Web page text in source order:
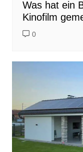
Was hat ein
Kinofilm
0